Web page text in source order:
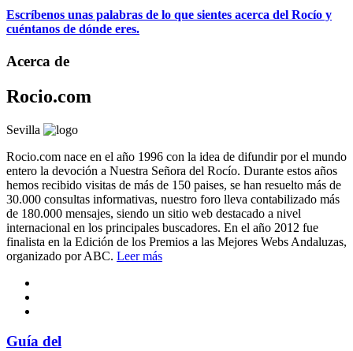
Escríbenos unas palabras de lo que sientes acerca del Rocío y
cuéntanos de dónde eres.
Acerca de
Rocio.com
Sevilla
Rocio.com nace en el año 1996 con la idea de difundir por el mundo
entero la devoción a Nuestra Señora del Rocío. Durante estos años
hemos recibido visitas de más de 150 paises, se han resuelto más de
30.000 consultas informativas, nuestro foro lleva contabilizado más
de 180.000 mensajes, siendo un sitio web destacado a nivel
internacional en los principales buscadores. En el año 2012 fue
finalista en la Edición de los Premios a las Mejores Webs Andaluzas,
organizado por ABC. Leer más
Guía del